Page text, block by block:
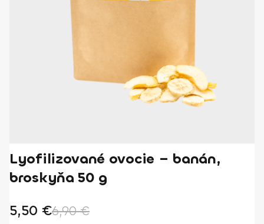
Lyofilizované ovocie – banán,
broskyňa 50 g
5,50 €6,90€